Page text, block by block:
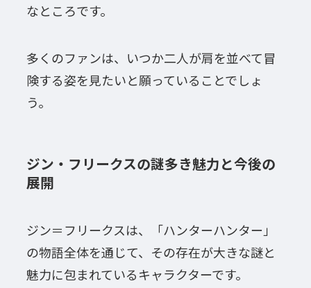
なところです。
多くのファンは、いつか二人が肩を並べて冒
険する姿を見たいと願っていることでしょ
う。
ジン・フリークスの謎多き魅力と今後の
展開
ジン＝フリークスは、「ハンターハンター」
の物語全体を通じて、その存在が大きな謎と
魅力に包まれているキャラクターです。